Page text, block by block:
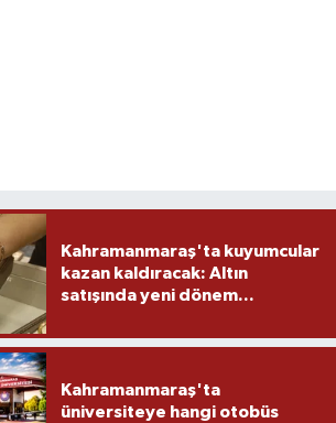
Kahramanmaraş'ta kuyumcular
kazan kaldıracak: Altın
satışında yeni dönem...
Kahramanmaraş'ta
üniversiteye hangi otobüs